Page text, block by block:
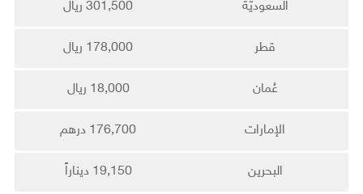
السعوديّة 301,500 ريال
قطر 178,000 ريال
عُمان 18,000 ريال
الإمارات 176,700 درهم
البحرين 19,150 ديناراً